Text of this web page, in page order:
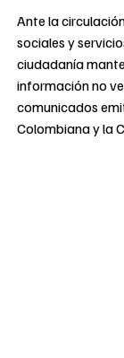
Ante la
sociales y
ciudadanía
información no
comunicados
Colombiana y la